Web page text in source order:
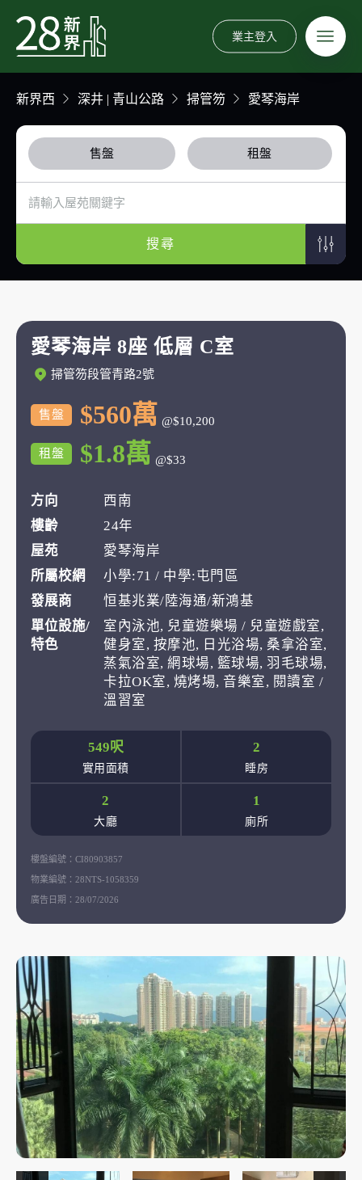
業主登入
新界西 深井 | 青山公路 掃管笏 愛琴海岸
售盤 租盤
搜尋
愛琴海岸 8座 低層 C室
掃管笏段管青路2號
售盤 $560萬 @$10,200
租盤 $1.8萬 @$33
方向
西南
樓齡
24年
屋苑
愛琴海岸
所屬校網
小學:71 / 中學:屯門區
發展商
恒基兆業/陸海通/新鴻基
單位設施/
特色
室內泳池, 兒童遊樂場 / 兒童遊戲室,
健身室, 按摩池, 日光浴場, 桑拿浴室,
蒸氣浴室, 網球場, 籃球場, 羽毛球場,
卡拉OK室, 燒烤場, 音樂室, 閱讀室 /
溫習室
549呎
實用面積
2
睡房
2
大廳
1
廁所
樓盤編號： CI80903857
物業編號： 28NTS-1058359
廣告日期： 28/07/2026